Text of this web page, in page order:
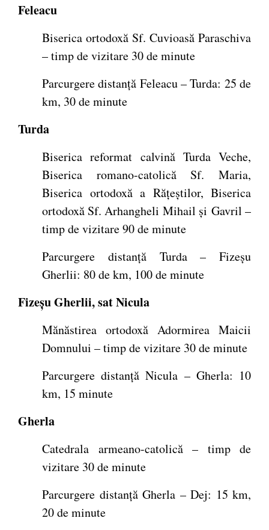
Feleacu
Biserica ortodoxă Sf. Cuvioasă Paraschiva
– timp de vizitare 30 de minute
Parcurgere distanță Feleacu – Turda: 25 de
km, 30 de minute
Turda
Biserica reformat calvină Turda Veche,
Biserica romano-catolică Sf. Maria,
Biserica ortodoxă a Rățeștilor, Biserica
ortodoxă Sf. Arhangheli Mihail și Gavril –
timp de vizitare 90 de minute
Parcurgere distanță Turda – Fizeșu
Gherlii: 80 de km, 100 de minute
Fizeșu Gherlii, sat Nicula
Mănăstirea ortodoxă Adormirea Maicii
Domnului – timp de vizitare 30 de minute
Parcurgere distanță Nicula – Gherla: 10
km, 15 minute
Gherla
Catedrala armeano-catolică – timp de
vizitare 30 de minute
Parcurgere distanță Gherla – Dej: 15 km,
20 de minute